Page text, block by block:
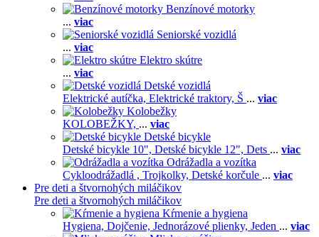
Benzínové motorky
... viac
Seniorské vozidlá
... viac
Elektro skútre
... viac
Detské vozidlá
Elektrické autíčka, Elektrické traktory, Š ... viac
Kolobežky
KOLOBEŽKY, ... viac
Detské bicykle
Detské bicykle 10", Detské bicykle 12", Dets ... viac
Odrážadla a vozítka
Cykloodrážadlá , Trojkolky, Detské korčule ... viac
Pre deti a štvornohých miláčikov
Pre deti a štvornohých miláčikov
Kŕmenie a hygiena
Hygiena, Dojčenie, Jednorázové plienky, Jeden ... viac